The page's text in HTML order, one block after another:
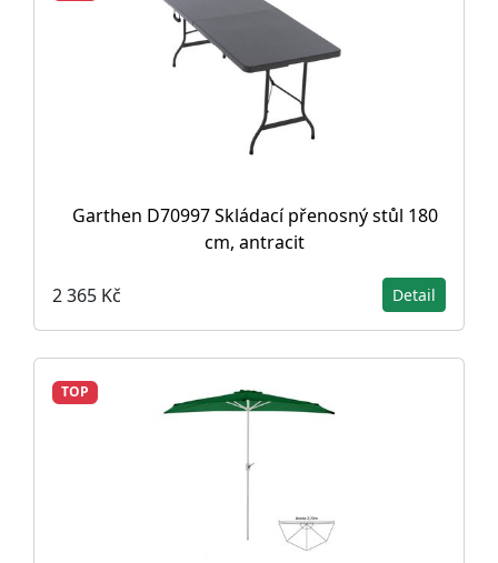
Garthen D70997 Skládací přenosný stůl 180
cm, antracit
2 365 Kč Detail
TOP